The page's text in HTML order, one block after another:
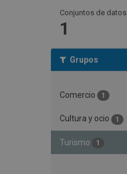
Conjuntos de datos
1
Grupos
Comercio 1
Cultura y ocio 1
Turismo 1